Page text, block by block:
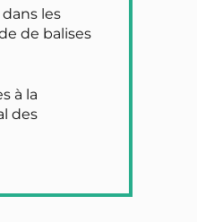
les
de balises
à la
des